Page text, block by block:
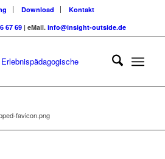
Download
Kontakt
67 69| eMail. info@insight-outside.de
favicon.png